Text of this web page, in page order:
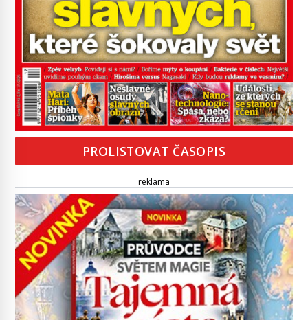
PROLISTOVAT ČASOPIS
reklama